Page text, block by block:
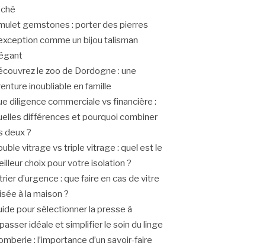
gemstones : porter des pierres
comme un bijou talisman
le zoo de Dordogne : une
inoubliable en famille
diligence commerciale vs financière :
différences et pourquoi combiner
deux ?
vitrage vs triple vitrage : quel est le
choix pour votre isolation ?
d’urgence : que faire en cas de vitre
à la maison ?
pour sélectionner la presse à
idéale et simplifier le soin du linge
: l’importance d’un savoir-faire